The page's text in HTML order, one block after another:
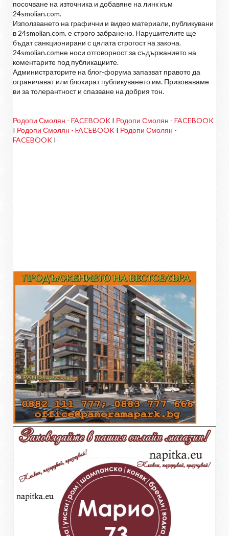
посочване на източника и добавяне на линк към
24smolian.com.
Използването на графични и видео материали, публикувани
в 24smolian.com. е строго забранено. Нарушителите ще
бъдат санкционирани с цялата строгост на закона.
24smolian.comне носи отговорност за съдържанието на
коментарите под публикациите.
Администраторите на блог-форума запазват правото да
ограничават или блокират публикуването им. Призоваваме
ви за толерантност и спазване на добрия тон.
Родопи Смолян - FACEBOOK I Родопи Смолян - FACEBOOK
I Родопи Смолян - FACEBOOK I Родопи Смолян -
FACEBOOK I